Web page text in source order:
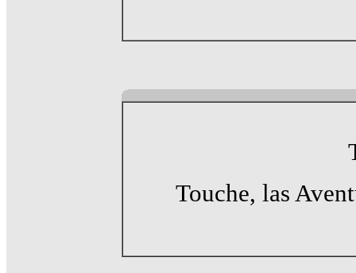
Touche, las